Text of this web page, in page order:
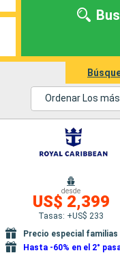
Ordenar Los
desde
US$ 2,399
Tasas: +US$ 233
Precio especial familias
Hasta -60% en el 2°